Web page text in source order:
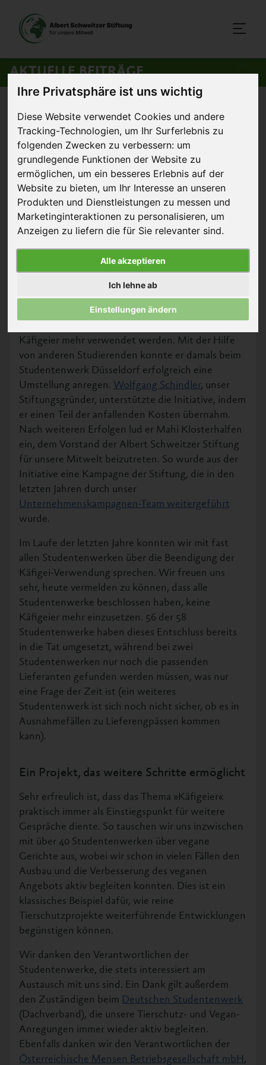
Ihre Privatsphäre ist uns wichtig
Diese Website verwendet Cookies und andere
Tracking-Technologien, um Ihr Surferlebnis zu
folgenden Zwecken zu verbessern: um
grundlegende Funktionen der Website zu
ermöglichen, um ein besseres Erlebnis auf der
Website zu bieten, um Ihr Interesse an unseren
Produkten und Dienstleistungen zu messen und
Marketinginteraktionen zu personalisieren, um
Anzeigen zu liefern die für Sie relevanter sind.
Alle akzeptieren
Ich lehne ab
Einstellungen ändern
AKTUELLE BEITRÄGE
28. Dezember 2014
Initiative Käfigfreie Mensa fast
abgeschlossen
Im Jahr 2007 gründete
Mahi Klosterhalfen,
damals noch Student,
die Initiative Käfigfreie
Mensa, mit dem Ziel,
Umstellungen zu
Käfigeier mehr verwendet werden. Mit der Hilfe
von anderen Studierenden konnte er damals beim
Studentenwerk Düsseldorf erfolgreich eine
Umstellung anregen. Wolfgang Schindler, unser
Stiftungsgründer, unterstützte die Initiative, indem
er einen Teil der anfallenden Kosten übernahm.
Nach weiteren Erfolgen lud er Mahi Klosterhalfen
ein, dem Vorstand der Albert Schweitzer Stiftung
für unsere Mitwelt beizutreten. So wurde aus der
Initiative eine Kampagne der Stiftung, die in den
letzten Jahren durch unser
Unternehmenskampagnen-Team weitergeführt
wurde.
Im Laufe der letzten Jahre konnten wir mit fast
allen Studentenwerken über die Beendigung der
Käfigei-Verwendung sprechen. Wir freuen uns
sehr, heute vermelden zu können, dass alle
Studentenwerke beschlossen haben, keine
Käfigeier mehr einzusetzen. 56 der 58
Studentenwerke haben dieses Entschluss bereits
in die Tat umgesetzt, während bei zwei
Studentenwerken nur noch die passenden
Lieferanten gefunden werden müssen, was nur
eine Frage der Zeit ist (ein weiteres
Studentenwerk ist sich noch nicht sicher, ob es in
Ausnahmefällen zu Lieferengpässen kommen
kann).
Ein Projekt, das weitere Schritte ermöglicht
Sehr erfreulich ist, dass das Thema »Käfigeier«
praktisch immer als Einstiegspunkt für weitere
Gespräche diente. So tauschen wir uns inzwischen
mit über 40 Studentenwerken über vegane
Gerichte aus, wobei wir schon in vielen Fällen den
Ausbau und die Verbesserung des veganen
Angebots aktiv begleiten konnten. Dies ist ein
klassisches Beispiel dafür, wie reine
Tierschutzprojekte weiterführende Entwicklungen
begünstigen können.
Wir danken den Verantwortlichen der
Studentenwerke, die stets interessiert am
Austausch mit uns sind. Ein Dank gilt außerdem
den Zuständigen beim Deutschen Studentenwerk
(Dachverband), die unsere Tierschutz- und Vegan-
Anregungen immer wieder aktiv begleiten.
Ebenfalls danken wir den Verantwortlichen der
Österreichische Mensen Betriebsgesellschaft mbH,